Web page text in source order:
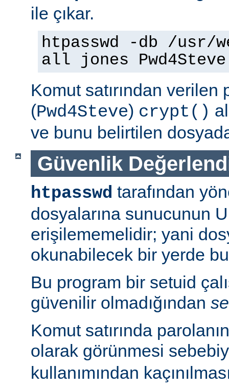
ile çıkar.
htpasswd -db /usr/
all jones Pwd4Steve
Komut satırından verilen
(Pwd4Steve) crypt()
ve bunu belirtilen
Güvenlik
htpasswd tarafından
dosyalarına sunucunun
erişilememelidir; yani
okunabilecek bir yerde
Bu program bir setuid
güvenilir olmadığından
Komut satırında
olarak görünmesi
kullanımından